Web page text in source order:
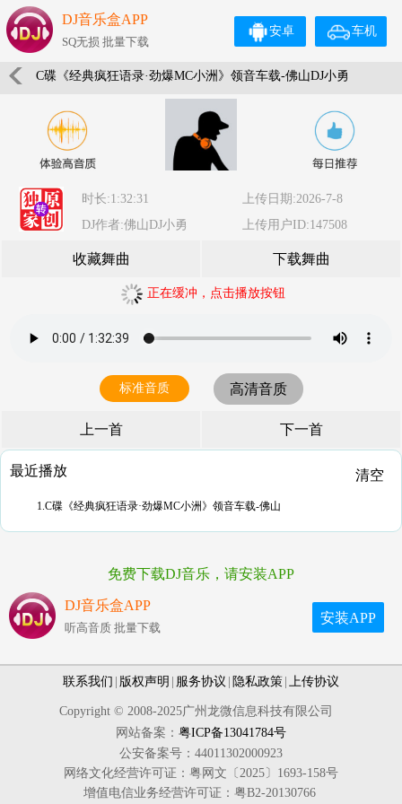
DJ音乐盒APP
SQ无损 批量下载
车机
安卓
C碟《经典疯狂语录·劲爆MC小洲》领音车载-佛山DJ小勇
时长:1:32:31
上传日期:2026-7-8
DJ作者:佛山DJ小勇
上传用户ID:147508
收藏舞曲 下载舞曲
正在缓冲，点击播放按钮
标准音质 高清音质
上一首 下一首
最近播放 清空
1.C碟《经典疯狂语录·劲爆MC小洲》领音车载-佛山
免费下载DJ音乐，请安装APP
DJ音乐盒APP
听高音质 批量下载
安装APP
联系我们 版权声明 服务协议 隐私政策 上传协议
Copyright © 2008-2025广州龙微信息科技有限公司
网站备案： 粤ICP备13041784号
公安备案号：44011302000923
网络文化经营许可证：粤网文〔2025〕1693-158号
增值电信业务经营许可证：粤B2-20130766